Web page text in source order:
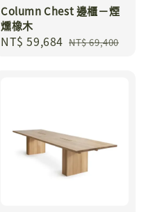
Column Chest 邊櫃－煙
燻橡木
Sale
NT$ 59,684 Regular
NT$ 69,400